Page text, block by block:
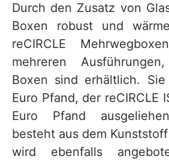
Durch den Zusatz von
Boxen robust und
reCIRCLE
mehreren
Boxen sind erhältlich.
Euro Pfand, der reCIRCLE
Euro Pfand
besteht aus dem
wird ebenfalls